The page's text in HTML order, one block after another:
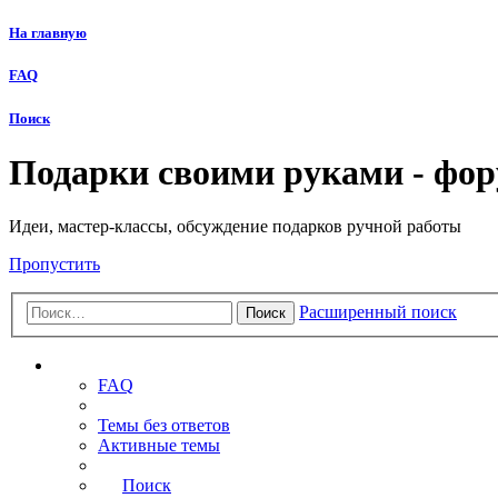
На главную
FAQ
Поиск
Подарки своими руками -
Идеи, мастер-классы, обсуждение подарков ручной работы
Пропустить
Поиск Расширенный поиск
FAQ
Темы без ответов
Активные темы
Поиск